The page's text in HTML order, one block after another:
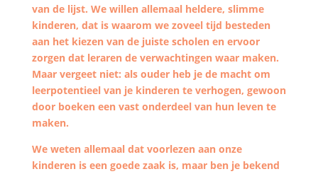
van de lijst. We willen allemaal heldere, slimme
kinderen, dat is waarom we zoveel tijd besteden
aan het kiezen van de juiste scholen en ervoor
zorgen dat leraren de verwachtingen waar maken.
Maar vergeet niet: als ouder heb je de macht om
leerpotentieel van je kinderen te verhogen, gewoon
door boeken een vast onderdeel van hun leven te
maken.
We weten allemaal dat voorlezen aan onze
kinderen is een goede zaak is, maar ben je bekend